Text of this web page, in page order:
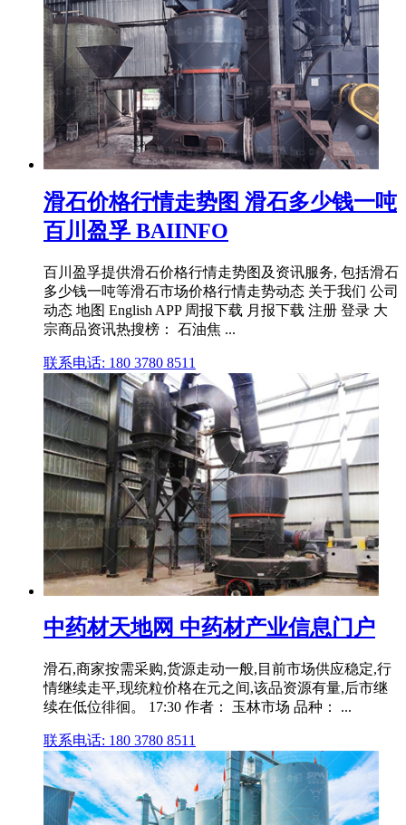
滑石价格行情走势图 滑石多少钱一吨
百川盈孚 BAIINFO
百川盈孚提供滑石价格行情走势图及资讯服务, 包括滑石
多少钱一吨等滑石市场价格行情走势动态 关于我们 公司
动态 地图 English APP 周报下载 月报下载 注册 登录 大
宗商品资讯热搜榜： 石油焦 ...
联系电话: 180 3780 8511
中药材天地网 中药材产业信息门户
滑石,商家按需采购,货源走动一般,目前市场供应稳定,行
情继续走平,现统粒价格在元之间,该品资源有量,后市继
续在低位徘徊。 17:30 作者： 玉林市场 品种： ...
联系电话: 180 3780 8511